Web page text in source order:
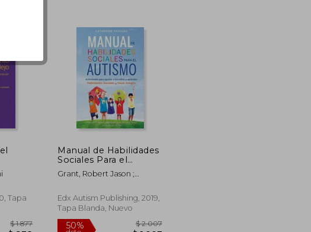
$ 690
$ 587
50%
dcto.
Tapa
Manual de Habilidades
Sociales Para el
Autismo: Actividades
Para Ayudar a los
Habilidades Sociales y
Hacer Amigos
Grant, Robert Jason ;
Edx Autism Publishing, 2019,
Tapa Blanda, Nuevo